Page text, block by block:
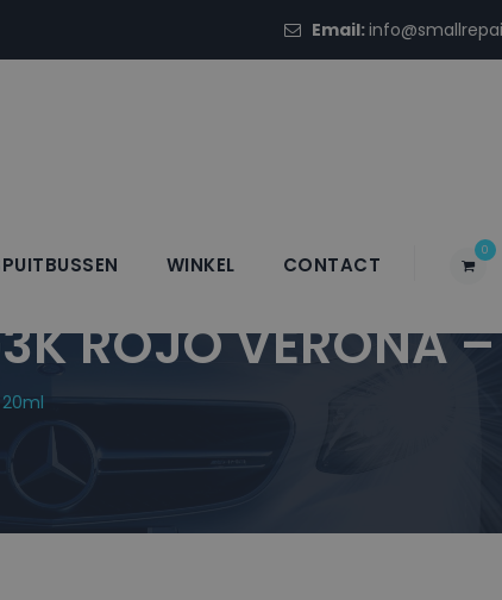
Email:
0
WINKEL CONTACT
ROJO VERONA
20ml